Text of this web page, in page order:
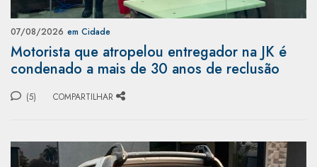
07/08/2026 em Cidade
Motorista que atropelou entregador na JK é
condenado a mais de 30 anos de reclusão
(5) COMPARTILHAR